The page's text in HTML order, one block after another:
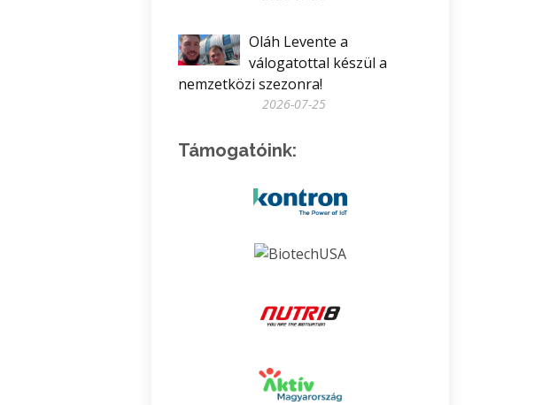
Oláh Levente a
válogatottal készül a
nemzetközi szezonra!
2026-07-25
Támogatóink: